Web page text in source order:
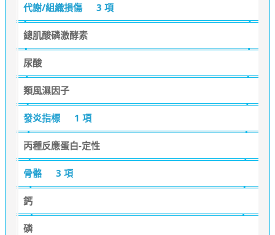
代謝/組織損傷 3 項
總肌酸磷激酵素
尿酸
類風濕因子
發炎指標 1 項
丙種反應蛋白-定性
骨骼 3 項
鈣
磷